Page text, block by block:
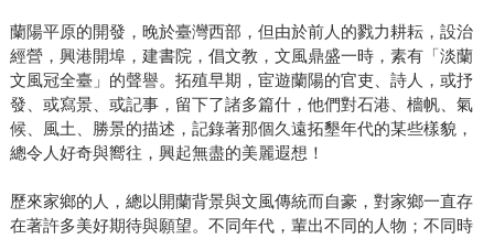
蘭陽平原的開發，晚於臺灣西部，但由於前人的戮力耕耘，設治
經營，興港開埠，建書院，倡文教，文風鼎盛一時，素有「淡蘭
文風冠全臺」的聲譽。拓殖早期，宦遊蘭陽的官吏、詩人，或抒
發、或寫景、或記事，留下了諸多篇什，他們對石港、檣帆、氣
候、風土、勝景的描述，記錄著那個久遠拓墾年代的某些樣貌，
總令人好奇與嚮往，興起無盡的美麗遐想！
歷來家鄉的人，總以開蘭背景與文風傳統而自豪，對家鄉一直存
在著許多美好期待與願望。不同年代，輩出不同的人物；不同時